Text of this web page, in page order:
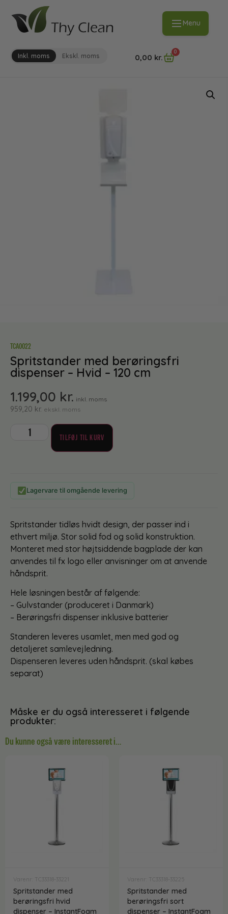
Menu
Inkl. moms Ekskl. moms 0,00 kr.
0
TCA0022
Spritstander med berøringsfri
dispenser – Hvid – 120 cm
1.199,00 kr. inkl. moms
959,20 kr. ekskl. moms
TILFØJ TIL KURV
Lagervare til omgående levering
Spritstander tidløs hvidt design, der passer ind i
ethvert miljø. Stor solid fod og solid konstruktion.
Monteret med stor højtsiddende bagplade der kan
anvendes til fx logo eller anvisninger om at anvende
håndsprit.
Hele løsningen består af følgende:
– Gulvstander (produceret i Danmark)
– Berøringsfri dispenser inklusive batterier
Standeren leveres usamlet, men med god og
detaljeret samlevejledning.
Dispenseren leveres uden håndsprit. (skal købes
separat)
Måske er du også interesseret i følgende
produkter:
Du kunne også være interesseret i…
Varenr: TC33318-33221
Spritstander med
berøringsfri hvid
dispenser – InstantFoam
Varenr: TC33318-33225
Spritstander med
berøringsfri sort
dispenser – InstantFoam